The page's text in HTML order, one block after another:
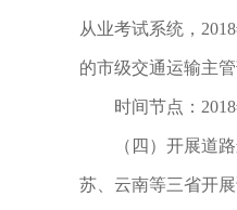
从业考试系统，
的市级交通运输主
时间节点：2018
（四）开展道路运
苏、云南等三省开